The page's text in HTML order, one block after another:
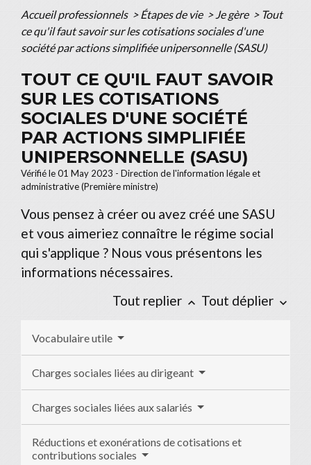
Accueil professionnels > Étapes de vie > Je gère > Tout
ce qu'il faut savoir sur les cotisations sociales d'une
société par actions simplifiée unipersonnelle (SASU)
TOUT CE QU'IL FAUT SAVOIR
SUR LES COTISATIONS
SOCIALES D'UNE SOCIÉTÉ
PAR ACTIONS SIMPLIFIÉE
UNIPERSONNELLE (SASU)
Vérifié le 01 May 2023 - Direction de l'information légale et
administrative (Première ministre)
Vous pensez à créer ou avez créé une SASU
et vous aimeriez connaître le régime social
qui s'applique ? Nous vous présentons les
informations nécessaires.
Tout replier keyboard_arrow_up Tout déplier keyboard_arrow_down
Vocabulaire utile
Charges sociales liées au dirigeant
Charges sociales liées aux salariés
Réductions et exonérations de cotisations et
contributions sociales